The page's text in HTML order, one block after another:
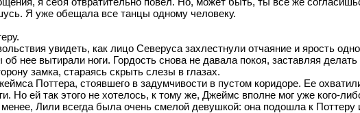
Я уже обещала все танцы одному человеку.
увидеть, как лицо Северуса захлестнули отчаяние и ярость
нее вытирали ноги. Гордость снова не давала покоя, заставляя
замка, стараясь скрыть слезы в глазах.
Поттера, стоявшего в задумчивости в пустом коридоре. Ее
Но ей так этого не хотелось, к тому же, Джеймс вполне мог уже кого-
менее, Лили всегда была очень смелой девушкой: она подошла к Поттеру